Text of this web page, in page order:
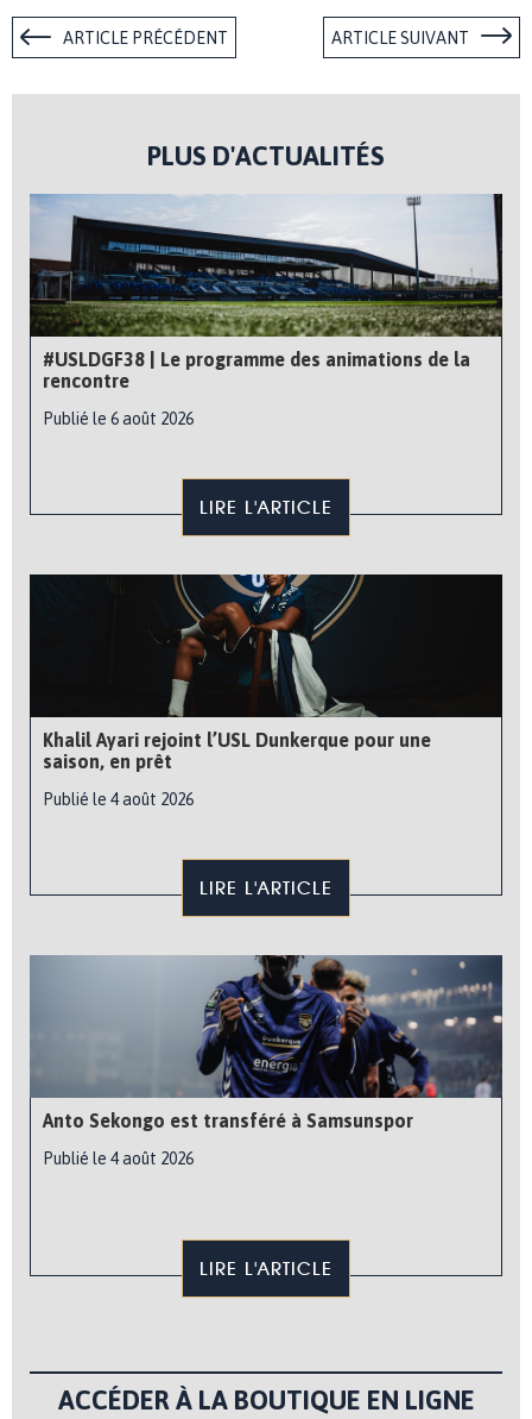
ARTICLE PRÉCÉDENT ARTICLE SUIVANT
PLUS D'ACTUALITÉS
#USLDGF38 | Le programme des animations de la
rencontre
Publié le 6 août 2026
LIRE L'ARTICLE
Khalil Ayari rejoint l’USL Dunkerque pour une
saison, en prêt
Publié le 4 août 2026
LIRE L'ARTICLE
Anto Sekongo est transféré à Samsunspor
Publié le 4 août 2026
LIRE L'ARTICLE
ACCÉDER À LA BOUTIQUE EN LIGNE